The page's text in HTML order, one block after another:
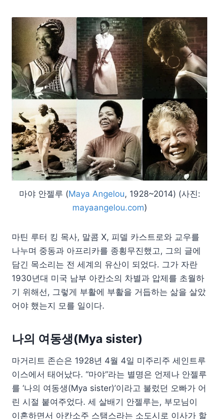
마야 안젤루 (Maya Angelou, 1928~2014) (사진:
mayaangelou.com)
마틴 루터 킹 목사, 말콤 X, 피델 카스트로와 교우를
나누며 중동과 아프리카를 종횡무진했고, 그의 글에
담긴 목소리는 전 세계의 유산이 되었다. 그가 자란
1930년대 미국 남부 아칸소의 차별과 압제를 초월하
기 위해선, 그렇게 부활에 부활을 거듭하는 삶을 살았
어야 했는지 모를 일이다.
나의 여동생(Mya sister)
마거리트 존슨은 1928년 4월 4일 미주리주 세인트루
이스에서 태어났다. “마야”라는 별명은 언제나 안젤루
를 ‘나의 여동생(Mya sister)’이라고 불렀던 오빠가 어
린 시절 붙여주었다. 세 살배기 안젤루는, 부모님이
이혼하면서 아칸소주 스탬스라는 소도시로 이사가 할